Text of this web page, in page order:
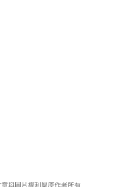
章與圖片權利屬原作者所有